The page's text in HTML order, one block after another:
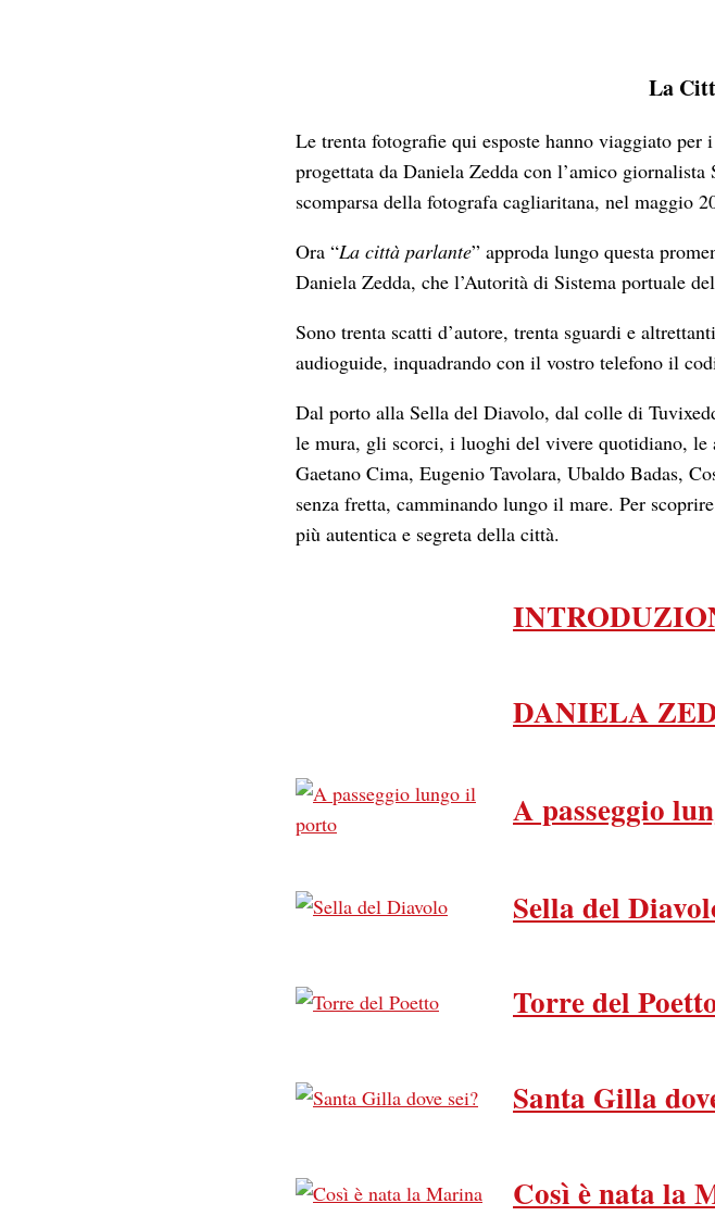
La
Le trenta fotografie qui esposte hanno viaggiato
progettata da Daniela Zedda con l’amico
scomparsa della fotografa cagliaritana, nel maggio
Ora “La città parlante” approda lungo questa
Daniela Zedda, che l’Autorità di Sistema portuale
Sono trenta scatti d’autore, trenta sguardi e
audioguide, inquadrando con il vostro telefono il
Dal porto alla Sella del Diavolo, dal colle di
le mura, gli scorci, i luoghi del vivere quotidiano,
Gaetano Cima, Eugenio Tavolara, Ubaldo Badas,
senza fretta, camminando lungo il mare. Per
più autentica e segreta della città.
DANIELA
A passeggio
Sella del
Torre del
Santa Gilla
Così è nata la